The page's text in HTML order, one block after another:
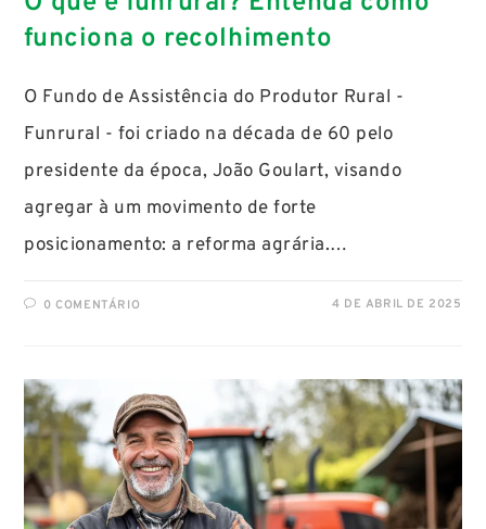
funciona o recolhimento
O Fundo de Assistência do Produtor Rural -
Funrural - foi criado na década de 60 pelo
presidente da época, João Goulart, visando
agregar à um movimento de forte
posicionamento: a reforma agrária.…
0 COMENTÁRIO 4 DE ABRIL DE 2025